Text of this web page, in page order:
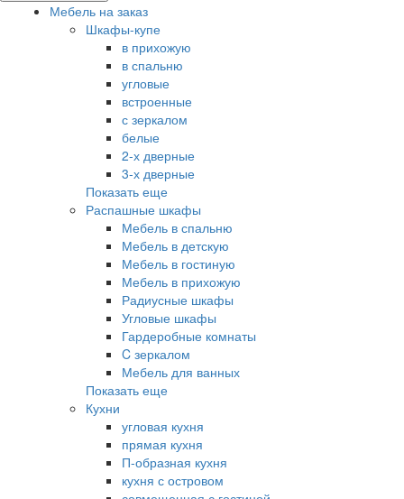
Мебель на заказ
Шкафы-купе
в прихожую
в спальню
угловые
встроенные
с зеркалом
белые
2-х дверные
3-х дверные
Показать еще
Распашные шкафы
Мебель в спальню
Мебель в детскую
Мебель в гостиную
Мебель в прихожую
Радиусные шкафы
Угловые шкафы
Гардеробные комнаты
C зеркалом
Мебель для ванных
Показать еще
Кухни
угловая кухня
прямая кухня
П-образная кухня
кухня с островом